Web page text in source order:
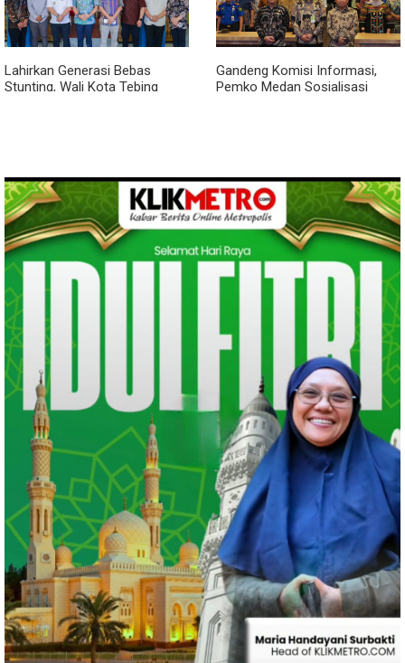
Lahirkan Generasi Bebas
Stunting, Wali Kota Tebing
Gandeng Komisi Informasi,
Pemko Medan Sosialisasi